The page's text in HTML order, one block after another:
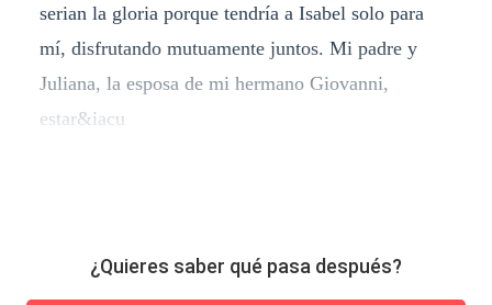
serian la gloria porque tendría a Isabel solo para
mí, disfrutando mutuamente juntos. Mi padre y
Juliana, la esposa de mi hermano Giovanni,
estar&iacu
¿Quieres saber qué pasa después?